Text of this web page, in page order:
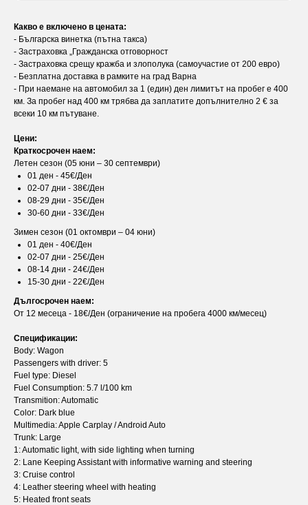
Какво е включено в цената:
- Българска винетка (пътна такса)
- Застраховка „Гражданска отговорност
- Застраховка срещу кражба и злополука (самоучастие от 200 евро)
- Безплатна доставка в рамките на град Варна
- При наемане на автомобил за 1 (един) ден лимитът на пробег е 400
км. За пробег над 400 км трябва да заплатите допълнително 2 € за
всеки 10 км пътуване.
Цени:
Краткосрочен наем:
Летен сезон (05 юни – 30 септември)
01 ден - 45€/Ден
02-07 дни - 38€/Ден
08-29 дни - 35€/Ден
30-60 дни - 33€/Ден
Зимен сезон (01 октомври – 04 юни)
01 ден - 40€/Ден
02-07 дни - 25€/Ден
08-14 дни - 24€/Ден
15-30 дни - 22€/Ден
Дългосрочен наем:
От 12 месеца - 18€/Ден (ограничение на пробега 4000 км/месец)
Спецификации:
Body: Wagon
Passengers with driver: 5
Fuel type: Diesel
Fuel Consumption: 5.7 l/100 km
Transmition: Automatic
Color: Dark blue
Multimedia: Apple Carplay / Android Auto
Trunk: Large
1: Automatic light, with side lighting when turning
2: Lane Keeping Assistant with informative warning and steering
3: Cruise control
4: Leather steering wheel with heating
5: Heated front seats